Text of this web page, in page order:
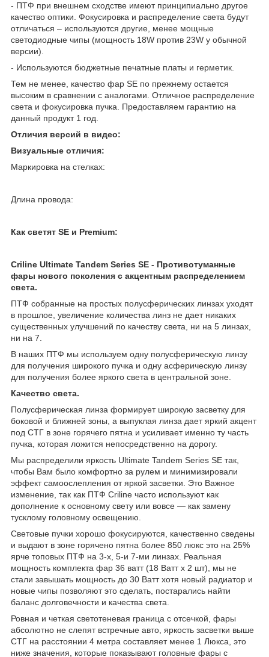
- ПТФ при внешнем сходстве имеют принципиально другое
качество оптики. Фокусировка и распределение света будут
отличаться – используются другие, менее мощные
светодиодные чипы (мощность 18W против 23W у обычной
версии).
- Используются бюджетные печатные платы и герметик.
Тем не менее, качество фар SE по прежнему остается
высоким в сравнении с аналогами. Отличное распределение
света и фокусировка пучка. Предоставляем гарантию на
данный продукт 1 год.
Отличия версий в видео:
Визуальные отличия:
Маркировка на стелках:
Длина провода:
Как светят SE и Premium:
Criline Ultimate Tandem Series SE - Противотуманные
фары нового поколения c акцентным распределением
света.
ПТФ собранные на простых полусферических линзах уходят
в прошлое, увеличение количества линз не дает никаких
существенных улучшений по качеству света, ни на 5 линзах,
ни на 7.
В наших ПТФ мы используем одну полусферическую линзу
для получения широкого пучка и одну асферическую линзу
для получения более яркого света в центральной зоне.
Качество света.
Полусферическая линза формирует широкую засветку для
боковой и ближней зоны, а выпуклая линза дает яркий акцент
под СТГ в зоне горячего пятна и усиливает именно ту часть
пучка, которая ложится непосредственно на дорогу.
Мы распределили яркость Ultimate Tandem Series SE так,
чтобы Вам было комфортно за рулем и минимизировали
эффект самоослепления от яркой засветки. Это Важное
изменение, так как ПТФ Criline часто используют как
дополнение к основному свету или вовсе — как замену
тусклому головному освещению.
Световые пучки хорошо фокусируются, качественно сведены
и выдают в зоне горячено пятна более 850 люкс это на 25%
ярче топовых ПТФ на 3-х, 5-и 7-ми линзах. Реальная
мощность комплекта фар 36 ватт (18 Ватт x 2 шт), мы не
стали завышать мощность до 30 Ватт хотя новый радиатор и
новые чипы позволяют это сделать, постарались найти
баланс долговечности и качества света.
Ровная и четкая светотеневая граница с отсечкой, фары
абсолютно не слепят встречные авто, яркость засветки выше
СТГ на расстоянии 4 метра составляет менее 1 Люкса, это
ниже значения, которые показывают головные фары с